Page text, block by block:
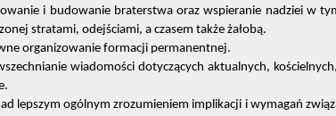
i budowanie braterstwa oraz wspieranie nadziei w
stratami, odejściami, a czasem także żałobą.
organizowanie formacji permanentnej.
wiadomości dotyczących aktualnych,
lepszym ogólnym zrozumieniem implikacji i wymagań